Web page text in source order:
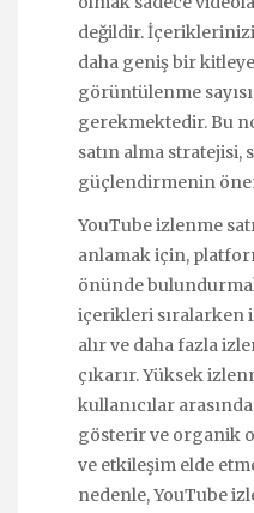
değildir.
daha geniş bir
görüntülenme
gerekmektedir. Bu
satın alma stratejisi,
güçlendirmenin
YouTube izlenme
anlamak için,
önünde
içerikleri sıralarken
alır ve daha fazla
çıkarır. Yüksek
kullanıcılar
gösterir ve organik
ve etkileşim elde
nedenle, YouTube